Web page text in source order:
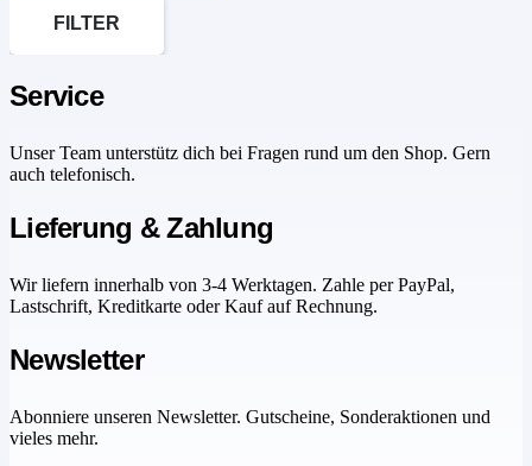
FILTER
Service
Unser Team unterstütz dich bei Fragen rund um den Shop. Gern
auch telefonisch.
Lieferung & Zahlung
Wir liefern innerhalb von 3-4 Werktagen. Zahle per PayPal,
Lastschrift, Kreditkarte oder Kauf auf Rechnung.
Newsletter
Abonniere unseren Newsletter. Gutscheine, Sonderaktionen und
vieles mehr.